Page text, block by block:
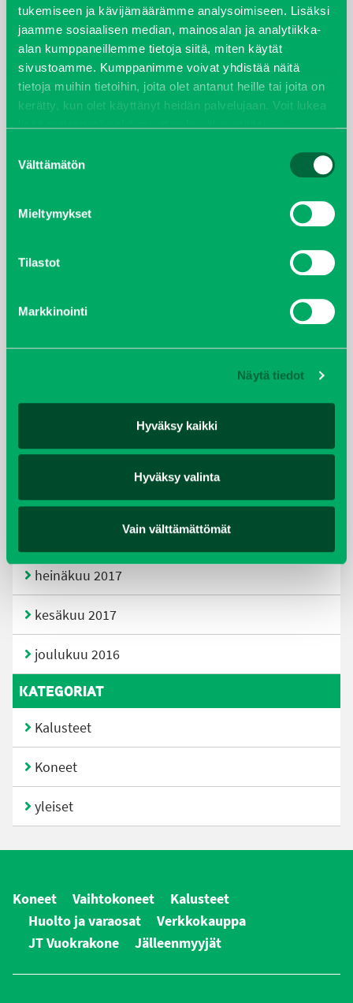
tukemiseen ja kävijämäärämme analysoimiseen. Lisäksi
jaamme sosiaalisen median, mainosalan ja analytiikka-
alan kumppaneillemme tietoja siitä, miten käytät
sivustoamme. Kumppanimme voivat yhdistää näitä
tietoja muihin tietoihin, joita olet antanut heille tai joita on
kerätty, kun olet käyttänyt heidän palvelujaan. Voit lukea
valinta
Välttämätön
Mieltymykset
Tilastot
Markkinointi
Näytä tiedot
Hyväksy kaikki
Hyväksy valinta
Vain välttämättömät
joulukuu 2022
huhtikuu 2022
helmikuu 2022
kesäkuu 2021
tammikuu 2021
elokuu 2018
tammikuu 2018
heinäkuu 2017
kesäkuu 2017
joulukuu 2016
KATEGORIAT
Kalusteet
Koneet
yleiset
Koneet Vaihtokoneet
Kalusteet
Huolto ja varaosat
Verkkokauppa
JT Vuokrakone
Jälleenmyyjät